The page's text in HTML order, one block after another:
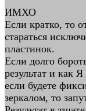
ИМХО
Если кратко, то
стараться
пластинок.
Если долго
результат и как
если будете
зеркалом, то